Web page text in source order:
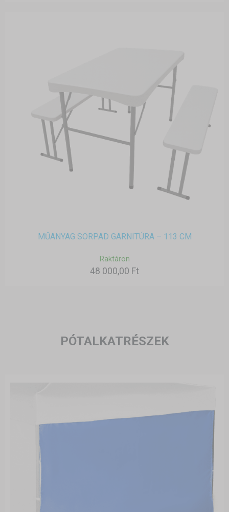
MŰANYAG SÖRPAD GARNITÚRA – 113 CM
Raktáron
48 000,00 Ft
PÓTALKATRÉSZEK